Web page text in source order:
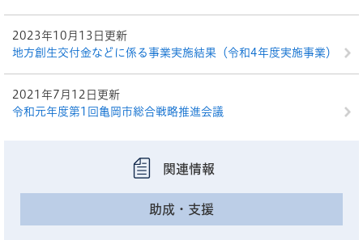
2023年10月13日更新
地方創生交付金などに係る事業実施結果（令和4年度実施事業）
2021年7月12日更新
令和元年度第1回亀岡市総合戦略推進会議
関連情報
助成・支援